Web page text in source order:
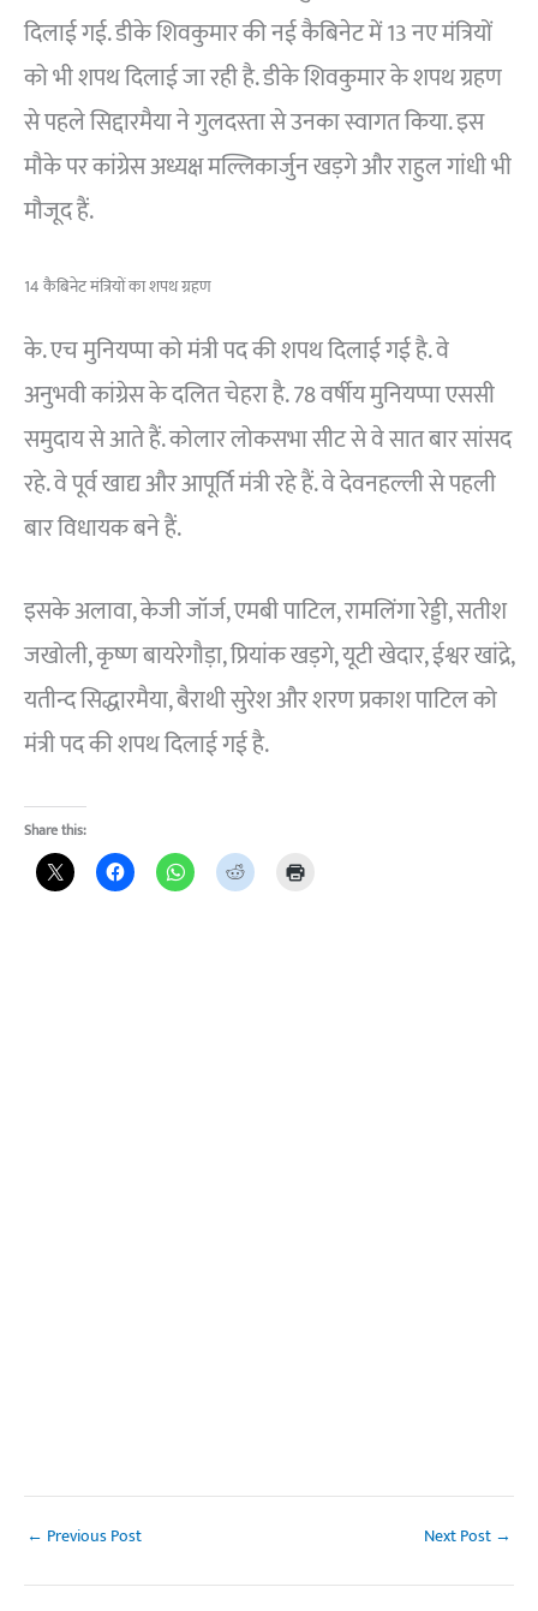
दिलाई गई. डीके शिवकुमार की नई कैबिनेट में 13 नए मंत्रियों
को भी शपथ दिलाई जा रही है. डीके शिवकुमार के शपथ ग्रहण
से पहले सिद्दारमैया ने गुलदस्ता से उनका स्वागत किया. इस
मौके पर कांग्रेस अध्यक्ष मल्लिकार्जुन खड़गे और राहुल गांधी भी
मौजूद हैं.
14 कैबिनेट मंत्रियों का शपथ ग्रहण
के. एच मुनियप्पा को मंत्री पद की शपथ दिलाई गई है. वे
अनुभवी कांग्रेस के दलित चेहरा है. 78 वर्षीय मुनियप्पा एससी
समुदाय से आते हैं. कोलार लोकसभा सीट से वे सात बार सांसद
रहे. वे पूर्व खाद्य और आपूर्ति मंत्री रहे हैं. वे देवनहल्ली से पहली
बार विधायक बने हैं.
इसके अलावा, केजी जॉर्ज, एमबी पाटिल, रामलिंगा रेड्डी, सतीश
जखोली, कृष्ण बायरेगौड़ा, प्रियांक खड़गे, यूटी खेदार, ईश्वर खांद्रे,
यतीन्द सिद्धारमैया, बैराथी सुरेश और शरण प्रकाश पाटिल को
मंत्री पद की शपथ दिलाई गई है.
Share this:
← Previous Post Next Post →